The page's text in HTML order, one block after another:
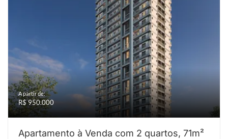
A partir de:
R$ 950.000
Apartamento à Venda com 2 quartos, 71m²